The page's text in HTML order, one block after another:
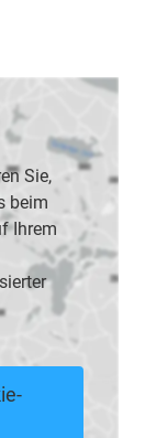
Sie,
beim
Ihrem